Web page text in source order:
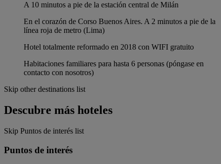
A 10 minutos a pie de la estación central de Milán
En el corazón de Corso Buenos Aires. A 2 minutos a pie de la
línea roja de metro (Lima)
Hotel totalmente reformado en 2018 con WIFI gratuito
Habitaciones familiares para hasta 6 personas (póngase en
contacto con nosotros)
Skip other destinations list
Descubre más hoteles
Skip Puntos de interés list
Puntos de interés